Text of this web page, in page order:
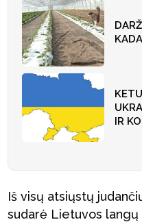
KADA
IR
Iš visų atsiųstų
sudarė Lietuvos